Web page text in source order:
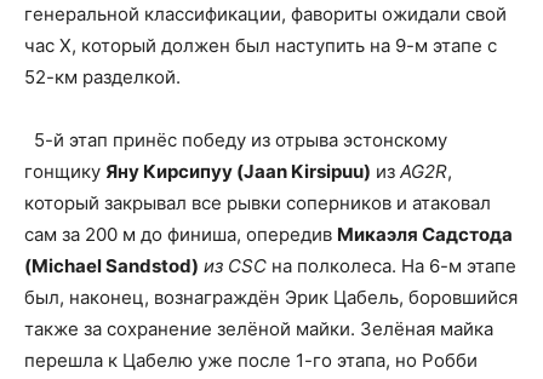
генеральной классификации, фавориты ожидали свой
час Х, который должен был наступить на 9-м этапе с
52-км разделкой.
5-й этап принёс победу из отрыва эстонскому
гонщику Яну Кирсипуу (Jaan Kirsipuu) из AG2R,
который закрывал все рывки соперников и атаковал
сам за 200 м до финиша, опередив Микаэля Садстода
(Michael Sandstod) из CSC на полколеса. На 6-м этапе
был, наконец, вознаграждён Эрик Цабель, боровшийся
также за сохранение зелёной майки. Зелёная майка
перешла к Цабелю уже после 1-го этапа, но Робби